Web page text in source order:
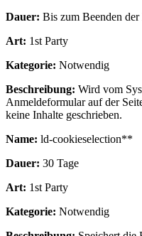
Dauer: Bis zum Beenden
Art: 1st Party
Kategorie: Notwendig
Beschreibung: Wird vom
Anmeldeformular auf der
keine Inhalte geschrieben.
Name: ld-cookieselection**
Dauer: 30 Tage
Art: 1st Party
Kategorie: Notwendig